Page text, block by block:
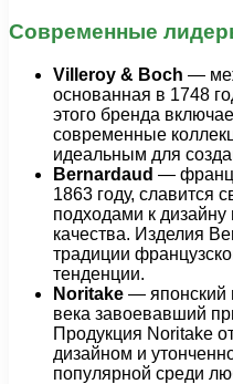
Современные
Villeroy & Boch —
основанная в 1748
этого бренда
современные
идеальным для
Bernardaud —
1863 году, славится
подходами к
качества. Изделия
традиции
тенденции.
Noritake — японский
века завоевавший
Продукция Noritake
дизайном и
популярной среди